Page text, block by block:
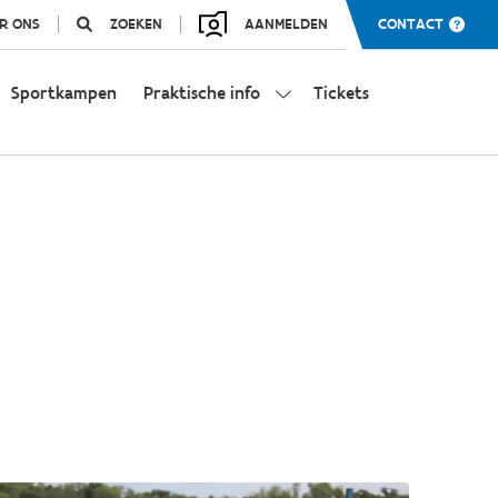
ONS ZOEKEN AANMELDEN CONTACT
Sportkampen Praktische info Tickets